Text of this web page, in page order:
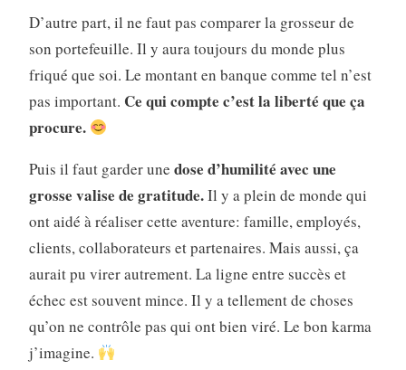
D’autre part, il ne faut pas comparer la grosseur de
son portefeuille. Il y aura toujours du monde plus
friqué que soi. Le montant en banque comme tel n’est
pas important. Ce qui compte c’est la liberté que ça
procure.
Puis il faut garder une dose d’humilité avec une
grosse valise de gratitude.Il y a plein de monde qui
ont aidé à réaliser cette aventure: famille, employés,
clients, collaborateurs et partenaires. Mais aussi, ça
aurait pu virer autrement. La ligne entre succès et
échec est souvent mince. Il y a tellement de choses
qu’on ne contrôle pas qui ont bien viré. Le bon karma
j’imagine.